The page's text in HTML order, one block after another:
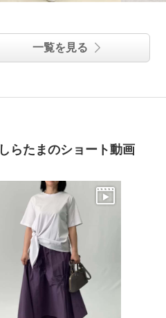
一覧を見る
しらたまのショート動画